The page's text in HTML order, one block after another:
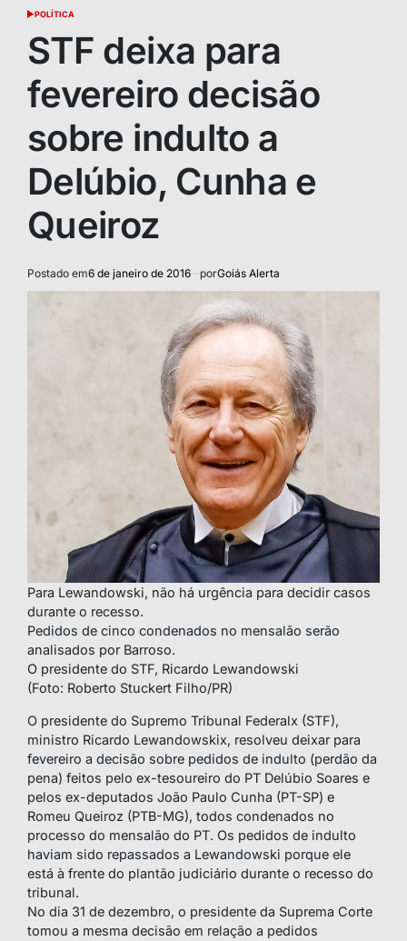
POSTED
POLÍTICA
STF deixa para
fevereiro decisão
sobre indulto a
Delúbio, Cunha e
Queiroz
Postado em6 de janeiro de 2016 porGoiás Alerta
Para Lewandowski, não há urgência para decidir casos
durante o recesso.
Pedidos de cinco condenados no mensalão serão
analisados por Barroso.
O presidente do STF, Ricardo Lewandowski
(Foto: Roberto Stuckert Filho/PR)
O presidente do Supremo Tribunal Federalx (STF),
ministro Ricardo Lewandowskix, resolveu deixar para
fevereiro a decisão sobre pedidos de indulto (perdão da
pena) feitos pelo ex-tesoureiro do PT Delúbio Soares e
pelos ex-deputados João Paulo Cunha (PT-SP) e
Romeu Queiroz (PTB-MG), todos condenados no
processo do mensalão do PT. Os pedidos de indulto
haviam sido repassados a Lewandowski porque ele
está à frente do plantão judiciário durante o recesso do
tribunal.
No dia 31 de dezembro, o presidente da Suprema Corte
tomou a mesma decisão em relação a pedidos